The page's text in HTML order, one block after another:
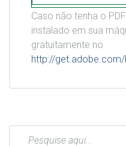
Caso não tenha o
instalado em sua
gratuitamente no
http://